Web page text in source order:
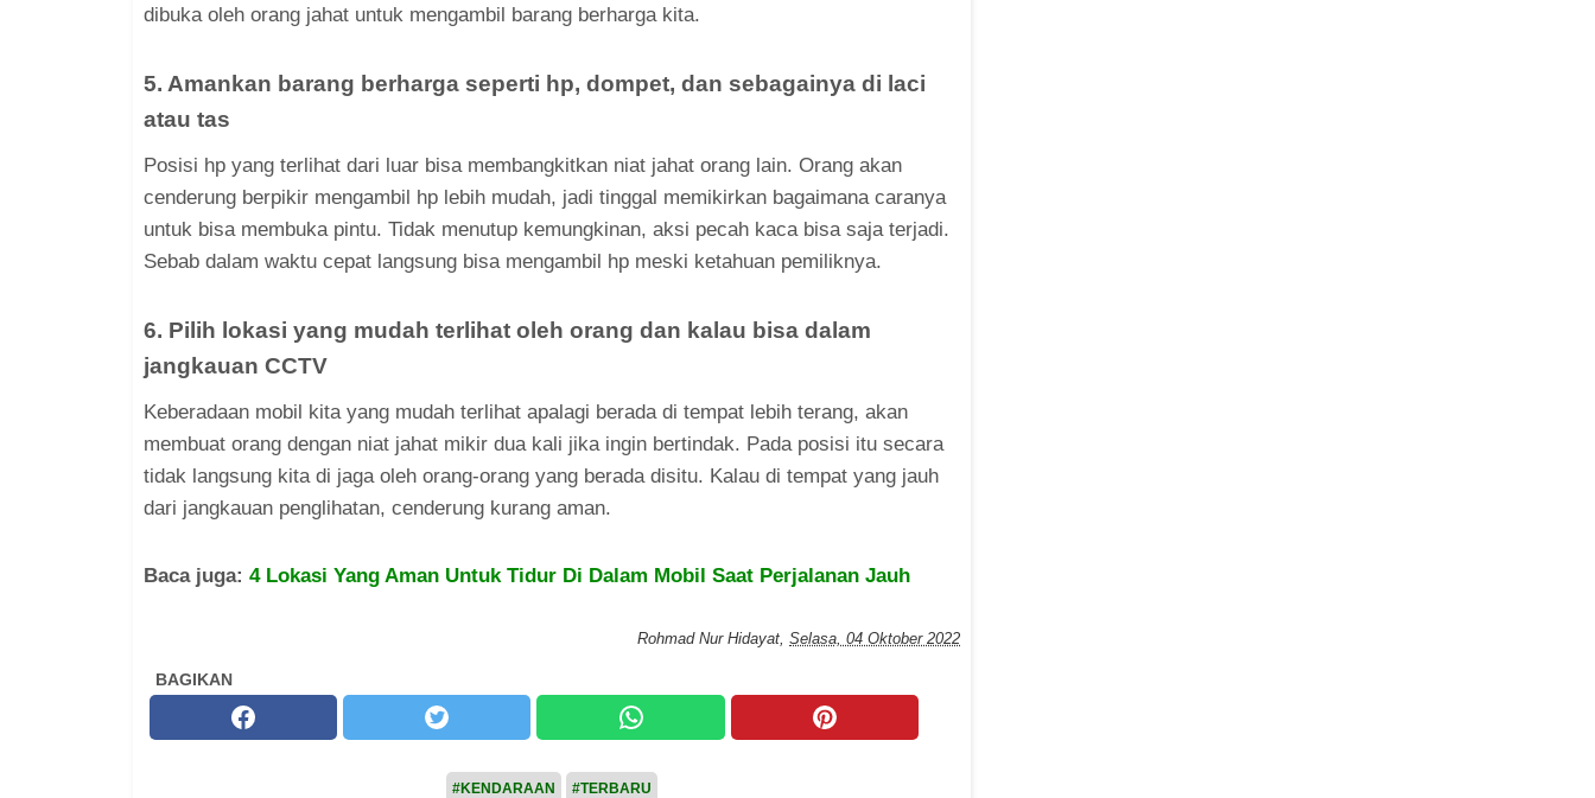
dibuka oleh orang jahat untuk mengambil barang berharga kita.
5. Amankan barang berharga seperti hp, dompet, dan sebagainya di laci
atau tas
Posisi hp yang terlihat dari luar bisa membangkitkan niat jahat orang lain. Orang akan
cenderung berpikir mengambil hp lebih mudah, jadi tinggal memikirkan bagaimana caranya
untuk bisa membuka pintu. Tidak menutup kemungkinan, aksi pecah kaca bisa saja terjadi.
Sebab dalam waktu cepat langsung bisa mengambil hp meski ketahuan pemiliknya.
6. Pilih lokasi yang mudah terlihat oleh orang dan kalau bisa dalam
jangkauan CCTV
Keberadaan mobil kita yang mudah terlihat apalagi berada di tempat lebih terang, akan
membuat orang dengan niat jahat mikir dua kali jika ingin bertindak. Pada posisi itu secara
tidak langsung kita di jaga oleh orang-orang yang berada disitu. Kalau di tempat yang jauh
dari jangkauan penglihatan, cenderung kurang aman.
Baca juga: 4 Lokasi Yang Aman Untuk Tidur Di Dalam Mobil Saat Perjalanan Jauh
Rohmad Nur Hidayat, Selasa, 04 Oktober 2022
BAGIKAN
#KENDARAAN #TERBARU